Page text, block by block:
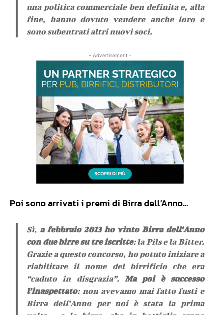
una politica commerciale ben definita e, alla
fine, hanno dovuto vendere anche loro e
sono subentrati altri nuovi soci.
- Advertisement -
Poi sono arrivati i premi di Birra dell’Anno…
Sì, a febbraio 2013 ho vinto Birra dell’Anno
con due birre su tre iscritte: la Pils e la Bitter.
Grazie a questo concorso, ho potuto iniziare a
riabilitare il nome del birrificio che era
“caduto in disgrazia”. Ma poi è successo
l’inaspettato: non avevamo mai fatto fusti e
Birra dell’Anno per noi è stata la prima